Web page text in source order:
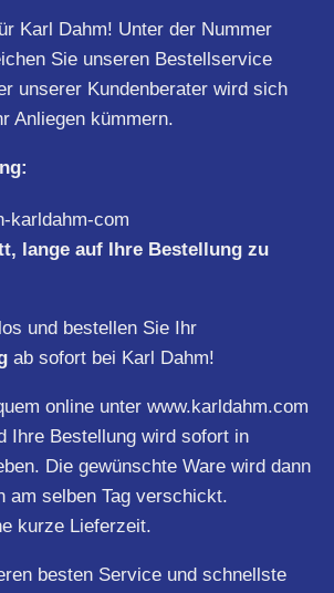
Karl Dahm! Unter der Nummer
Sie unseren Bestellservice
unserer Kundenberater wird sich
Anliegen kümmern.
lange auf Ihre Bestellung zu
und bestellen Sie Ihr
ab sofort bei Karl Dahm!
online unter www.karldahm.com
Ihre Bestellung wird sofort in
Die gewünschte Ware wird dann
am selben Tag verschickt.
kurze Lieferzeit.
besten Service und schnellste